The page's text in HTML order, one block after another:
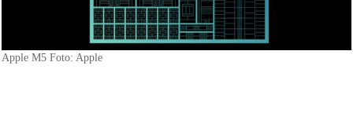
Apple M5 Foto: Apple